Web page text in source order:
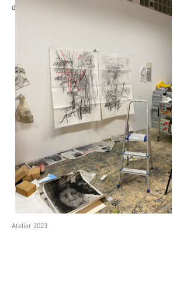
de mes carnets de bord.
Atelier 2023